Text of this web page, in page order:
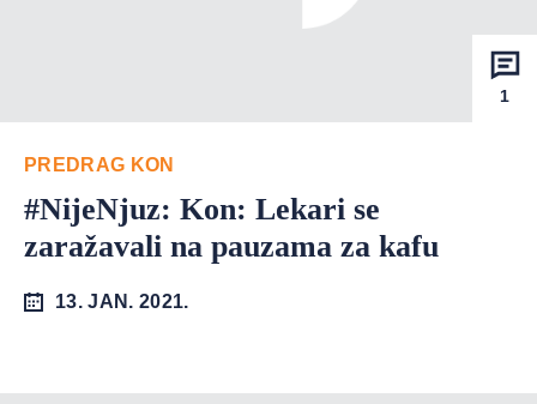
1
PREDRAG KON
#NijeNjuz: Kon: Lekari se
zaražavali na pauzama za kafu
13. JAN. 2021.